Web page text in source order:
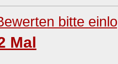
bitte
Mal